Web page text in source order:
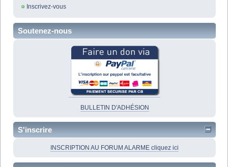
Inscrivez-vous
Soutenez-nous
BULLETIN D'ADHÉSION
S'inscrire
INSCRIPTION AU FORUM ALARME cliquez ici